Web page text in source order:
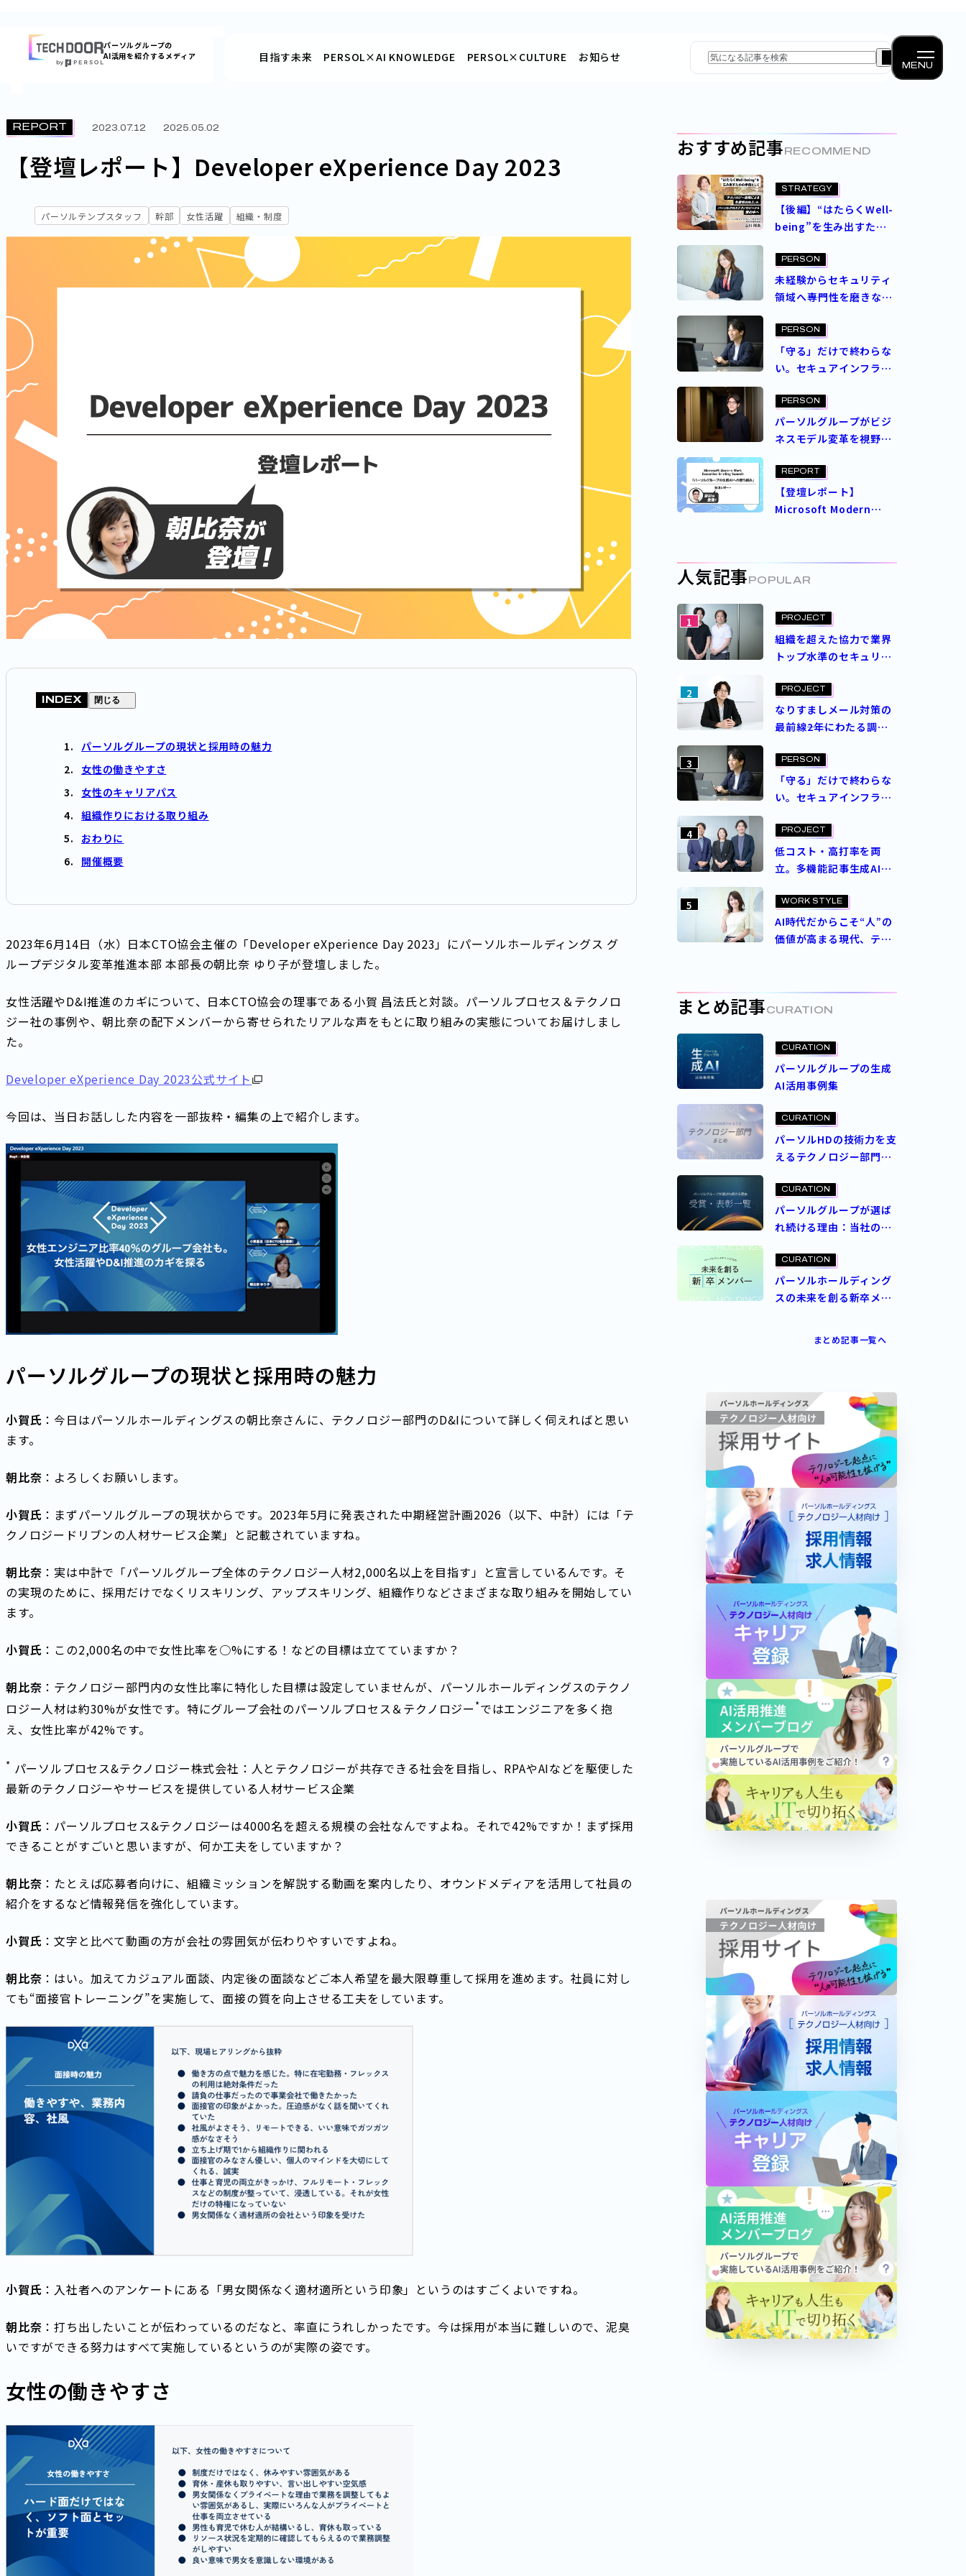
プ
パーソルグループの
AI活用を紹介するメディア
目指す未来 PERSOL×AI KNOWLEDGE PERSOL× CULTURE お知らせ
MENU
REPORT 2023.07.12 2025.05.02
【登壇レポート】Developer eXperience Day 2023
パーソルテンプスタッフ 幹部 女性活躍 組織・制度
INDEX 閉じる
パーソルグループの現状と採用時の魅力
女性の働きやすさ
女性のキャリアパス
組織作りにおける取り組み
おわりに
開催概要
2023年6月14日（水）日本CTO協会主催の「Developer eXperience Day 2023」にパーソルホールディングス グ
ループデジタル変革推進本部 本部長の朝比奈 ゆり子が登壇しました。
女性活躍やD&I推進のカギについて、日本CTO協会の理事である小賀 昌法氏と対談。パーソルプロセス＆テクノロ
ジー社の事例や、朝比奈の配下メンバーから寄せられたリアルな声をもとに取り組みの実態についてお届けしまし
た。
Developer eXperience Day 2023公式サイト
今回は、当日お話しした内容を一部抜粋・編集の上で紹介します。
パーソルグループの現状と採用時の魅力
小賀氏 ：今日はパーソルホールディングスの朝比奈さんに、テクノロジー部門のD&Iについて詳しく伺えればと思い
ます。
朝比奈 ：よろしくお願いします。
小賀氏 ：まずパーソルグループの現状からです。2023年5月に発表された中期経営計画2026（以下、中計）には「テ
クノロジードリブンの人材サービス企業」と記載されていますね。
朝比奈 ：実は中計で「パーソルグループ全体のテクノロジー人材2,000名以上を目指す」と宣言しているんです。そ
の実現のために、採用だけでなくリスキリング、アップスキリング、組織作りなどさまざまな取り組みを開始してい
ます。
小賀氏 ：この2,000名の中で女性比率を○%にする！などの目標は立てていますか？
朝比奈 ：テクノロジー部門内の女性比率に特化した目標は設定していませんが、パーソルホールディングスのテクノ
ロジー人材は約30%が女性です。特にグループ会社のパーソルプロセス＆テクノロジー *ではエンジニアを多く抱
え、女性比率が42%です。
* パーソルプロセス&テクノロジー株式会社：人とテクノロジーが共存できる社会を目指し、RPAやAIなどを駆使した
最新のテクノロジーやサービスを提供している人材サービス企業
小賀氏 ：パーソルプロセス&テクノロジーは4000名を超える規模の会社なんですよね。それで42%ですか！まず採用
できることがすごいと思いますが、何か工夫をしていますか？
朝比奈 ：たとえば応募者向けに、組織ミッションを解説する動画を案内したり、オウンドメディアを活用して社員の
紹介をするなど情報発信を強化しています。
小賀氏 ：文字と比べて動画の方が会社の雰囲気が伝わりやすいですよね。
朝比奈 ：はい。加えてカジュアル面談、内定後の面談などご本人希望を最大限尊重して採用を進めます。社員に対し
ても“面接官トレーニング”を実施して、面接の質を向上させる工夫をしています。
小賀氏 ：入社者へのアンケートにある「男女関係なく適材適所という印象」というのはすごくよいですね。
朝比奈 ：打ち出したいことが伝わっているのだなと、率直にうれしかったです。今は採用が本当に難しいので、泥臭
いですができる努力はすべて実施しているというのが実際の姿です。
女性の働きやすさ
おすすめ記事 RECOMMEND
STRATEGY
【後編】“はたらくWell-
being”を生み出すため
ロジー活用による生産性
の向上」を、パーソルク
ロステクノロジーから世
PERSON
未経験からセキュリティ
領域へ――専門性を磨きなが
らしく成長する
PERSON
「守る」だけで終わらな
い。セキュアインフラ部
セキュリティの理想
PERSON
パーソルグループがビジ
ネスモデル変革を視野に
図REPORT
【登壇レポート】
Microsoft Modern
「パーソルグループの生
成 AI への取り組み」
人気記事 POPULAR
1 PROJECT
組織を超えた協力で業界
トップ水準のセキュリ
導入プロジェクトを成功
させた決め手とは？
2 PROJECT
なりすましメール対策の
最前線――2年にわたる調査
た、ブランドを守る挑戦
3 PERSON
「守る」だけで終わらな
い。セキュアインフラ部
セキュリティの理想
4 PROJECT
低コスト・高打率を両
立。多機能記事生成AI
「Contents Craft」と
は？
5 WORK STYLE
AI時代だからこそ“人”の
価値が高まる現代、テク
制度とは
まとめ記事 CURATION
CURATION
パーソルグループの生成
AI活用事例集
CURATION
パーソルHDの技術力を支
えるテクノロジー部門ま
CURATION
パーソルグループが選ば
れ続ける理由：当社の受
CURATION
パーソルホールディング
スの未来を創る新卒メン
まとめ記事一覧へ